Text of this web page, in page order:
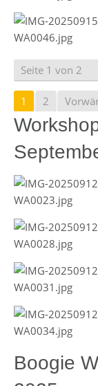
Seite 1 von 2
1 2
Boogie